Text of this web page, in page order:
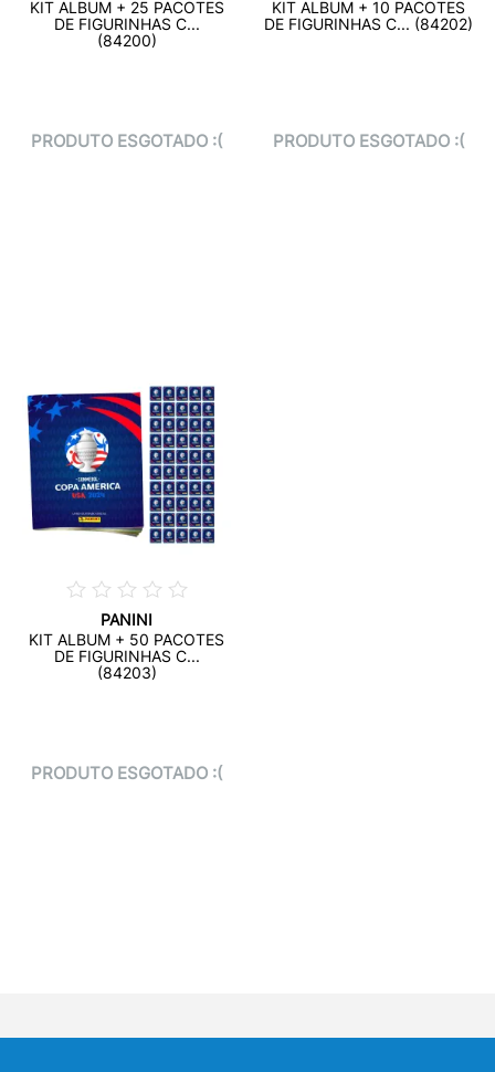
KIT ALBUM + 25 PACOTES
DE FIGURINHAS C...
(84200)
PRODUTO ESGOTADO :(
KIT ALBUM + 10 PACOTES
DE FIGURINHAS C... (84202)
PRODUTO ESGOTADO :(
PANINI
KIT ALBUM + 50 PACOTES
DE FIGURINHAS C...
(84203)
PRODUTO ESGOTADO :(